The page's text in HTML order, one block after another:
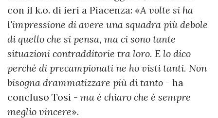
con il k.o. di ieri a Piacenza: «A volte si ha
l'impressione di avere una squadra più debole
di quello che si pensa, ma ci sono tante
situazioni contradditorie tra loro. E lo dico
perché di precampionati ne ho visti tanti. Non
bisogna drammatizzare più di tanto - ha
concluso Tosi - ma è chiaro che è sempre
meglio vincere».